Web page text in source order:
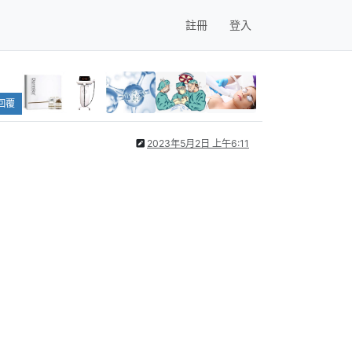
註冊 登入
覆
2023年5月2日 上午6:11